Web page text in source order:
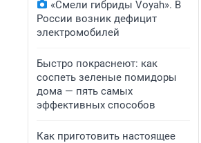
«Смели гибриды Voyah». В
России возник дефицит
электромобилей
Быстро покраснеют: как
соспеть зеленые помидоры
дома — пять самых
эффективных способов
Как приготовить настоящее